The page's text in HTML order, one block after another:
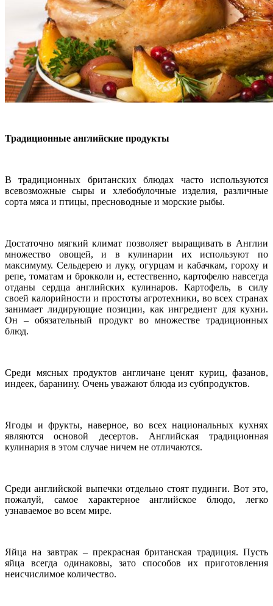
Традиционные английские продукты
В традиционных британских блюдах часто используются
всевозможные сыры и хлебобулочные изделия, различные
сорта мяса и птицы, пресноводные и морские рыбы.
Достаточно мягкий климат позволяет выращивать в Англии
множество овощей, и в кулинарии их используют по
максимуму. Сельдерею и луку, огурцам и кабачкам, гороху и
репе, томатам и брокколи и, естественно, картофелю навсегда
отданы сердца английских кулинаров. Картофель, в силу
своей калорийности и простоты агротехники, во всех странах
занимает лидирующие позиции, как ингредиент для кухни.
Он – обязательный продукт во множестве традиционных
блюд.
Среди мясных продуктов англичане ценят куриц, фазанов,
индеек, баранину. Очень уважают блюда из субпродуктов.
Ягоды и фрукты, наверное, во всех национальных кухнях
являются основой десертов. Английская традиционная
кулинария в этом случае ничем не отличаются.
Среди английской выпечки отдельно стоят пудинги. Вот это,
пожалуй, самое характерное английское блюдо, легко
узнаваемое во всем мире.
Яйца на завтрак – прекрасная британская традиция. Пусть
яйца всегда одинаковы, зато способов их приготовления
неисчислимое количество.